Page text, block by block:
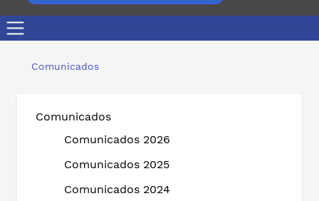
Comunicados
Comunicados
Comunicados 2026
Comunicados 2025
Comunicados 2024